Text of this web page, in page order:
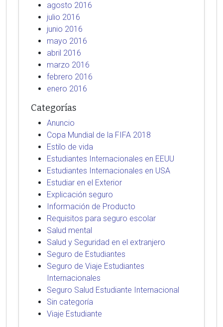
agosto 2016
julio 2016
junio 2016
mayo 2016
abril 2016
marzo 2016
febrero 2016
enero 2016
Categorías
Anuncio
Copa Mundial de la FIFA 2018
Estilo de vida
Estudiantes Internacionales en EEUU
Estudiantes Internacionales en USA
Estudiar en el Exterior
Explicación seguro
Información de Producto
Requisitos para seguro escolar
Salud mental
Salud y Seguridad en el extranjero
Seguro de Estudiantes
Seguro de Viaje Estudiantes
Internacionales
Seguro Salud Estudiante Internacional
Sin categoría
Viaje Estudiante